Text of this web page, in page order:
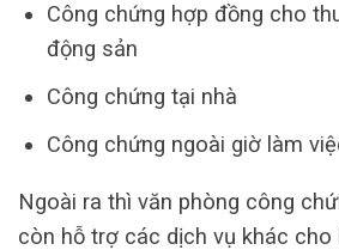
Công chứng hợp đồng cho
động sản
Công chứng tại nhà
Công chứng ngoài giờ làm
Ngoài ra thì văn phòng công
còn hỗ trợ các dịch vụ khác cho